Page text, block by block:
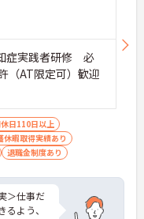
続ける
の指導担
イン・
の歴史を
着実に専
能で
り、結
円）や、
ヘルスチ
るサポー
偶者1万
応じた手
以上）
症実践者研修 必
（AT限定可）歓迎
日110日以上
休暇取得実績あり
退職金制度あり
＞仕事だ
よう、